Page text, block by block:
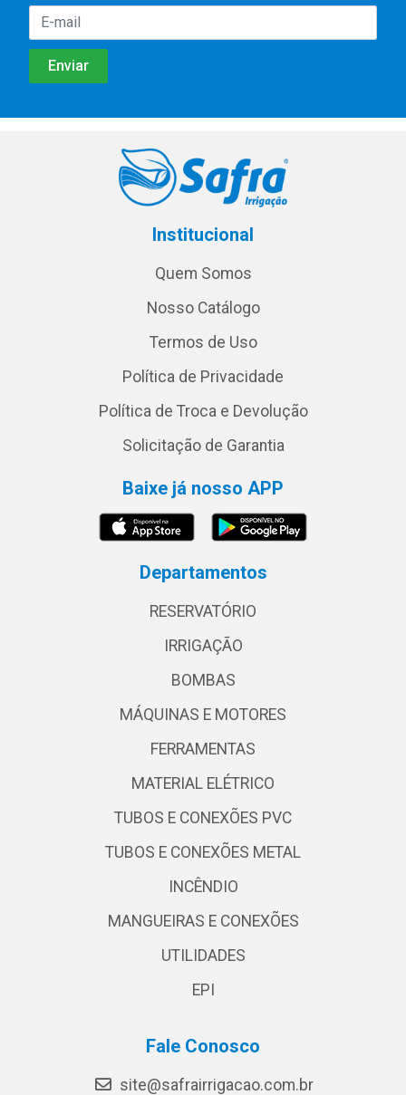
Institucional
Quem Somos
Nosso Catálogo
Termos de Uso
Política de Privacidade
Política de Troca e Devolução
Solicitação de Garantia
Baixe já nosso APP
Departamentos
RESERVATÓRIO
IRRIGAÇÃO
BOMBAS
MÁQUINAS E MOTORES
FERRAMENTAS
MATERIAL ELÉTRICO
TUBOS E CONEXÕES PVC
TUBOS E CONEXÕES METAL
INCÊNDIO
MANGUEIRAS E CONEXÕES
UTILIDADES
EPI
Fale Conosco
site@safrairrigacao.com.br